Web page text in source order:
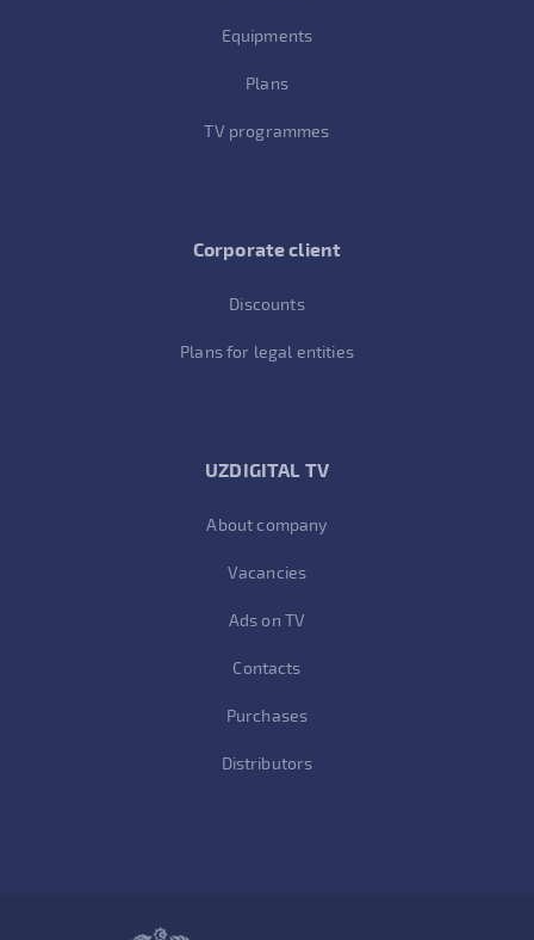
Equipments
Plans
TV programmes
Corporate client
Discounts
Plans for legal entities
UZDIGITAL TV
About company
Vacancies
Ads on TV
Contacts
Purchases
Distributors